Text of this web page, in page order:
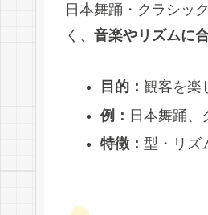
日本舞踊・クラシッ
く、 音楽やリズムに
目的： 観客を楽
例： 日本舞踊、
特徴： 型・リズ